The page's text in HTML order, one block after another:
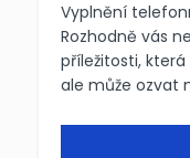
Vyplnění
Rozhodně vás
příležitosti,
ale může ozvat